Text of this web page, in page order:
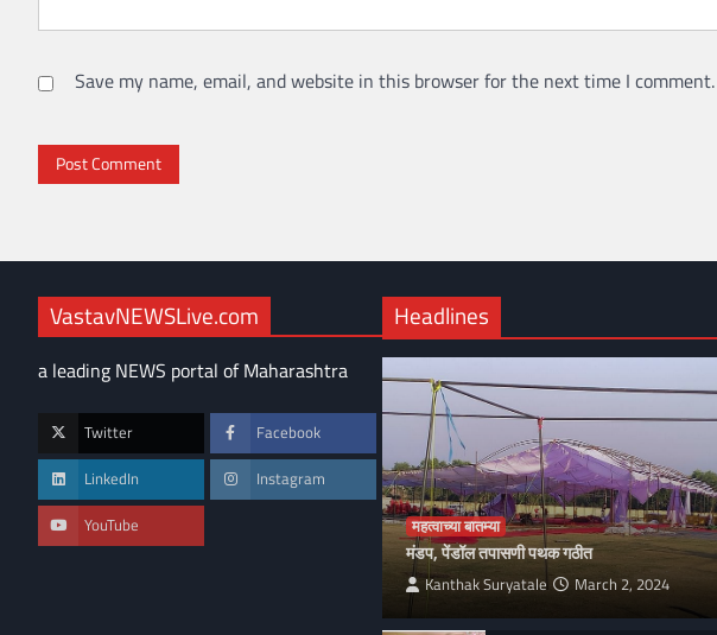
Save my name, email, and website in this browser for the next time I comment.
VastavNEWSLive.com
a leading NEWS portal of Maharashtra
Twitter Facebook
LinkedIn Instagram
YouTube
Headlines
महत्वाच्या बातम्या
मंडप, पेंडॉल तपासणी पथक गठीत
Kanthak Suryatale March 2, 2024
देश महत्वाच्या बातम्या विश्लेषण